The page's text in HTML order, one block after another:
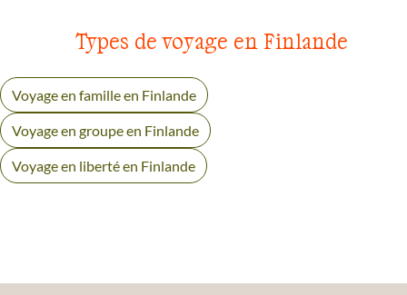
Types de voyage en Finlande
Voyage en famille en Finlande
Voyage en groupe en Finlande
Voyage en liberté en Finlande